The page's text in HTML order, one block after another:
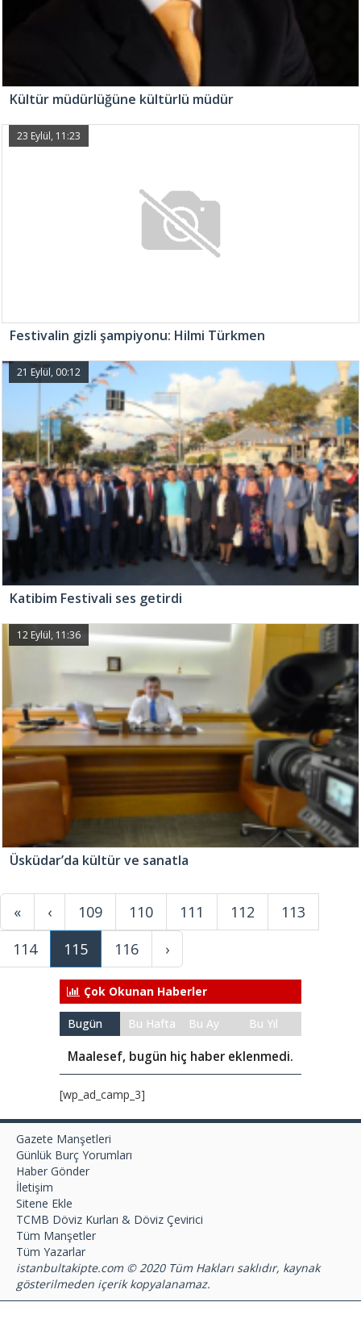
Kültür müdürlüğüne kültürlü müdür
23 Eylül, 11:23
Festivalin gizli şampiyonu: Hilmi Türkmen
21 Eylül, 00:12
Katibim Festivali ses getirdi
12 Eylül, 11:36
Üsküdar’da kültür ve sanatla
« ‹ 109 110 111 112
113
114
115 116 ›
Çok Okunan Haberler
Bugün Bu Hafta Bu Ay Bu Yıl
Maalesef, bugün hiç haber eklenmedi.
[wp_ad_camp_3]
Gazete Manşetleri
Günlük Burç Yorumları
Haber Gönder
İletişim
Sitene Ekle
TCMB Döviz Kurları & Döviz Çevirici
Tüm Manşetler
Tüm Yazarlar
istanbultakipte.com © 2020 Tüm Hakları saklıdır, kaynak
gösterilmeden içerik kopyalanamaz.